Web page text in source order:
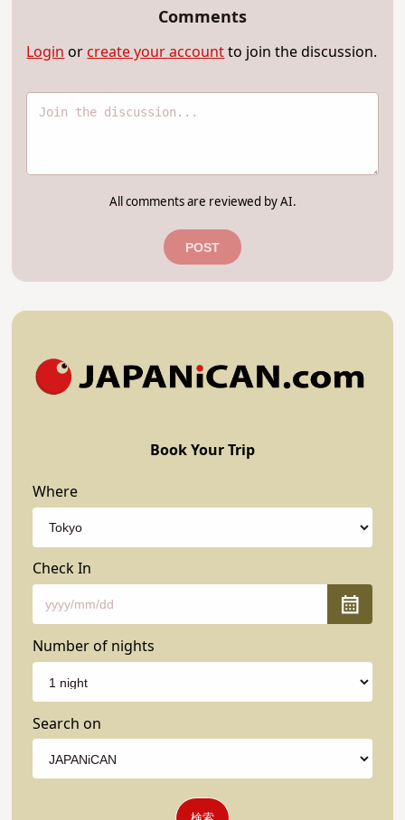
Comments
Loginorcreate your accountto join the discussion.
All comments are reviewed by AI.
POST
Book Your Trip
Where
Check In
Number of nights
Search on